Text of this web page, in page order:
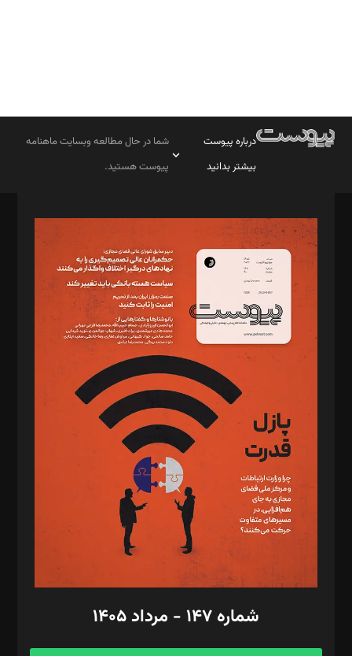
درباره پیوست
بیشتر بدانید
شما در حال مطالعه وبسایت ماهنامه
پیوست هستید.
مدیر مسئول: محمدباقر اثنی‌عشری
سردبیر: مهرک محمودی
دبیر تحریریه: میثم قاسمی
د‌بیر ناداستان: سمانه سمیع
د‌بیر خدمت و تجارت: ابوالفضل رجبی
د‌بیر حقوق فناوری: حسام‌الدین ایپکچی
د‌بیر پیوست جهان: مینا پاکدل
د‌بیر تحریریه آنلاین: بابک نقاش
تحریریه‌: مجتبی محمود‌ی، آرش برهمند، یسنا امان‌پور، سروش کرمیان،
مصطفی مسجدی آرانی، ابوالفضل رجبی، زهرا فکرانه، فائزه فتحی
رستمی،مصطفی باستان
ویرایش: نگار استاد‌‌آقا
طراح یونیفرم: مجید توکلی
فیلمبرداری و عکاسی: امیر شفیعی، مانی لطفی زاده
گرافیک و صفحه‌آرایی: سید‌سبحان‌علی ثابت
مد‌یر توسعه تجاری: کامبیز برید‌
امور مالی: شاپور رهبری، محمد‌ کاظمی‌نیا
آگهی و مشترکین: ۰۹۱۹۹۹۹۰۴۵۴
شماره ۱۴۷ - مرداد ۱۴۰۵